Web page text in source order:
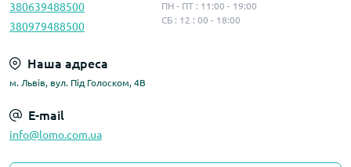
380639488500
380979488500
ПН - ПТ : 11:00 - 19:00
СБ : 12 : 00 - 18:00
Наша адреса
м. Львів, вул. Під Голоском, 4В
E-mail
info@lomo.com.ua